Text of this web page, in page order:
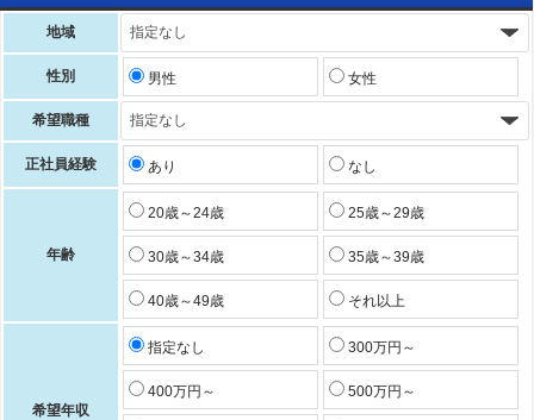
地域
性別 男性 女性
希望職種
正社員経験 あり なし
年齢
20歳～24歳 25歳～29歳
30歳～34歳 35歳～39歳
40歳～49歳 それ以上
希望年収
指定なし 300万円～
400万円～ 500万円～